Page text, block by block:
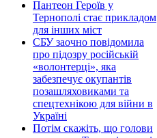
Пантеон Героїв у
Тернополі стає прикладом
для інших міст
СБУ заочно повідомила
про підозру російській
«волонтерці», яка
забезпечує окупантів
позашляховиками та
спецтехнікою для війни в
Україні
Потім скажіть, що голови